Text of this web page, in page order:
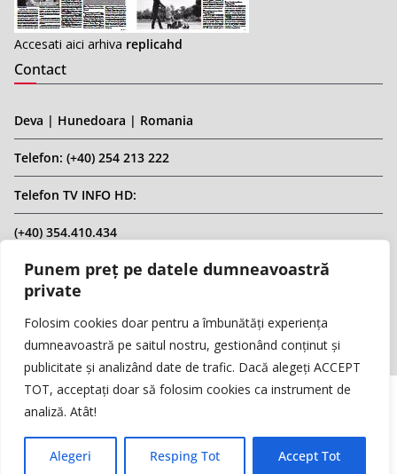
Punem preț pe datele dumneavoastră
private
Folosim cookies doar pentru a îmbunătăți experiența
dumneavoastră pe saitul nostru, gestionând conținut și
publicitate și analizând date de trafic. Dacă alegeți ACCEPT
TOT, acceptați doar să folosim cookies ca instrument de
analiză. Atât!
Alegeri Resping Tot Accept Tot
Accesati aici arhiva replicahd
Contact
Deva | Hunedoara | Romania
Telefon: (+40) 254 213 222
Telefon TV INFO HD:
(+40) 354.410.434
Email: infohd20@gmail.com
Website: www.replicahd.ro